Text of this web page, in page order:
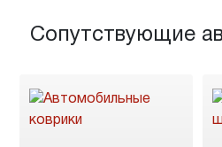
Сопутствующие